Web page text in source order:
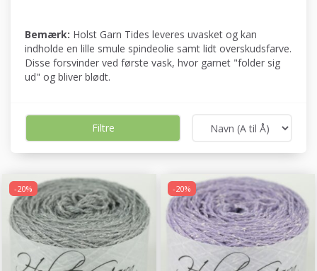
Bemærk: Holst Garn Tides leveres uvasket og kan
indholde en lille smule spindeolie samt lidt overskudsfarve.
Disse forsvinder ved første vask, hvor garnet "folder sig
ud" og bliver blødt.
Filtre
-20% -20%